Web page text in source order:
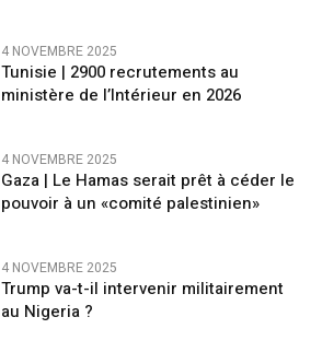
4 NOVEMBRE 2025
Tunisie | 2900 recrutements au
ministère de l’Intérieur en 2026
4 NOVEMBRE 2025
Gaza | Le Hamas serait prêt à céder le
pouvoir à un «comité palestinien»
4 NOVEMBRE 2025
Trump va-t-il intervenir militairement
au Nigeria ?